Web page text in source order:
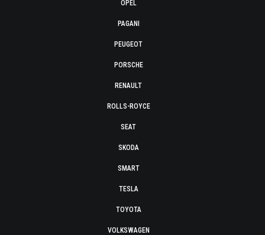
OPEL
PAGANI
PEUGEOT
PORSCHE
RENAULT
ROLLS-ROYCE
SEAT
SKODA
SMART
TESLA
TOYOTA
VOLKSWAGEN